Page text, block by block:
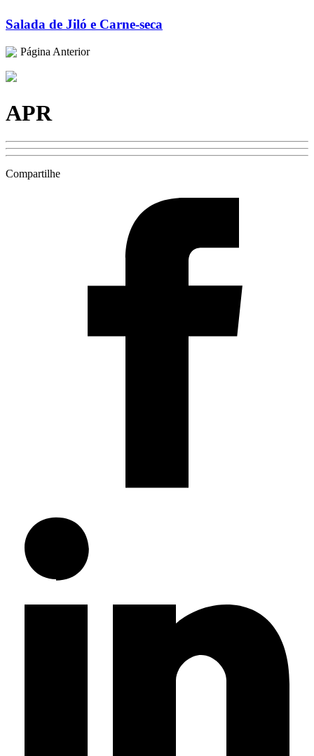
Salada de Jiló e Carne-seca
Página Anterior
APR
Compartilhe